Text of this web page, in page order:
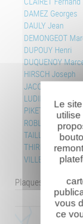
DAMEZ Georges
DAULY Jean
DEMONGEOT
DUPOUY Henri
DUQUENOY
HIRSCH Joseph
JACQUINOT Félix
LUDIN Roger
PIKETTY Jean
ROBLIN Jean
TAILLEFERT
THIRIEZ Maurice
VILLEPELET
Plaques
Le
vous
ce